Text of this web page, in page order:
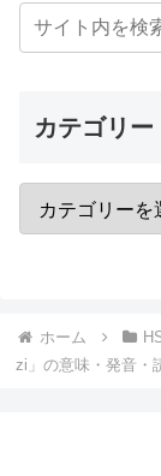
カテゴリー
ホーム
zi」の意味・発音・